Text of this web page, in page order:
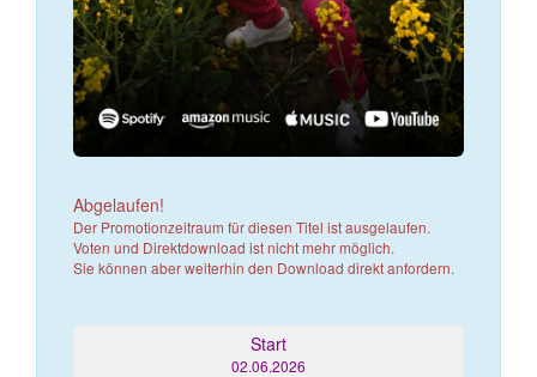
Abgelaufen!
Der Promotionzeitraum für diesen Titel ist ausgelaufen.
Voten und Direktdownload ist nicht mehr möglich.
Sie können aber weiterhin den Download direkt anfordern.
Start
02.06.2026